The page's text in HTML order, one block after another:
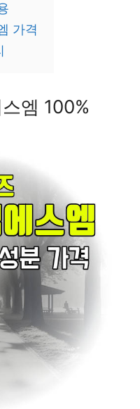
가격
엠 100%